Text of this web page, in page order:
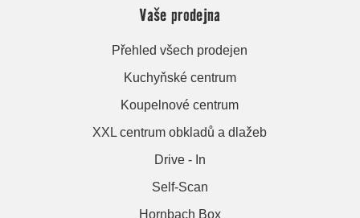
Vaše prodejna
Přehled všech prodejen
Kuchyňské centrum
Koupelnové centrum
XXL centrum obkladů a dlažeb
Drive - In
Self-Scan
Hornbach Box